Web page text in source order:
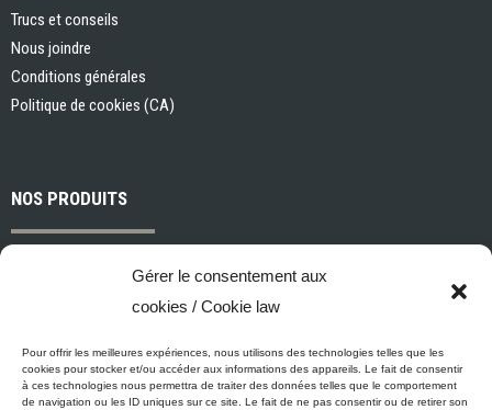
Gérer le consentement aux
cookies / Cookie law
Pour offrir les meilleures expériences, nous utilisons des technologies telles que les
cookies pour stocker et/ou accéder aux informations des appareils. Le fait de consentir
à ces technologies nous permettra de traiter des données telles que le comportement
de navigation ou les ID uniques sur ce site. Le fait de ne pas consentir ou de retirer son
Trucs et conseils
Nous joindre
Conditions générales
Politique de cookies (CA)
NOS PRODUITS
Peintures et apprêts d’intérieur
Industriel, commercial et municipal
Nettoyage, préparation des surfaces et divers